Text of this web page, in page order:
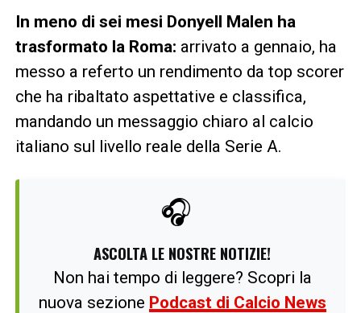
In meno di sei mesi Donyell Malen ha
trasformato la Roma: arrivato a gennaio, ha
messo a referto un rendimento da top scorer
che ha ribaltato aspettative e classifica,
mandando un messaggio chiaro al calcio
italiano sul livello reale della Serie A.
🎧
ASCOLTA LE NOSTRE NOTIZIE!
Non hai tempo di leggere? Scopri la
nuova sezione Podcast di Calcio News